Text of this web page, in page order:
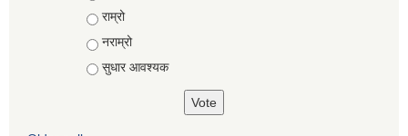
राम्रो
नराम्रो
सुधार आवश्यक